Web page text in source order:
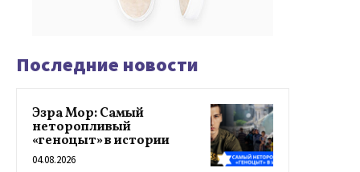
Последние новости
Эзра Мор: Самый
неторопливый
«геноцыт» в истории
04.08.2026